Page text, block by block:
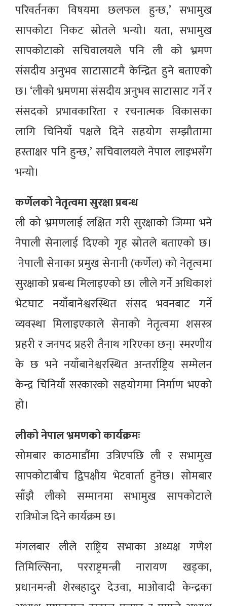
परिवर्तनका विषयमा छलफल हुन्छ,’ सभामुख
सापकोटा निकट स्रोतले भन्यो। यता, सभामुख
सापकोटाको सचिवालयले पनि ली को भ्रमण
संसदीय अनुभव साटासाटमै केन्द्रित हुने बताएको
छ। ‘लीको भ्रमणमा संसदीय अनुभव साटासाट गर्ने र
संसदको प्रभावकारिता र रचनात्मक विकासका
लागि चिनियाँ पक्षले दिने सहयोग सम्झौतामा
हस्ताक्षर पनि हुन्छ,’ सचिवालयले नेपाल लाइभसँग
भन्यो।
कर्णेलको नेतृत्वमा सुरक्षा प्रबन्ध
ली को भ्रमणलाई लक्षित गरी सुरक्षाको जिम्मा भने
नेपाली सेनालाई दिएको गृह स्रोतले बताएको छ।
नेपाली सेनाका प्रमुख सेनानी (कर्णेल) को नेतृत्वमा
सुरक्षाको प्रबन्ध मिलाइएको छ। लीले गर्ने अधिकाशं
भेटघाट नयाँबानेश्वरस्थित संसद भवनबाट गर्ने
व्यवस्था मिलाइएकाले सेनाको नेतृत्वमा शसस्त्र
प्रहरी र जनपद प्रहरी तैनाथ गरिएका छन्। स्मरणीय
के छ भने नयाँबानेश्वरस्थित अन्तर्राष्ट्रिय सम्मेलन
केन्द्र चिनियाँ सरकारको सहयोगमा निर्माण भएको
हो।
लीको नेपाल भ्रमणको कार्यक्रमः
सोमबार काठमाडौंमा उत्रिएपछि ली र सभामुख
सापकोटाबीच द्विपक्षीय भेटवार्ता हुनेछ। सोमबार
साँझै लीको सम्मानमा सभामुख सापकोटाले
रात्रिभोज दिने कार्यक्रम छ।
मंगलबार लीले राष्ट्रिय सभाका अध्यक्ष गणेश
तिमिल्सिना, परराष्ट्रमन्त्री नारायण खड्का,
प्रधानमन्त्री शेरबहादुर देउवा, माओवादी केन्द्रका